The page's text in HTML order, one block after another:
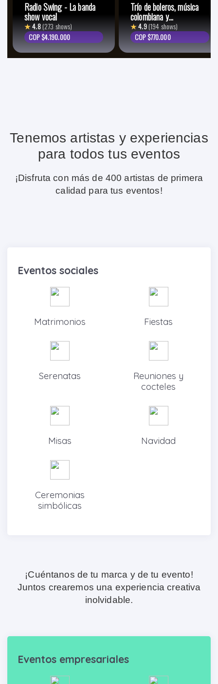
Radio Swing - La banda
show vocal
★4.8(273 shows)
COP $4.190.000
Trío de boleros, música
colombiana y
lationamericana
★4.9(194 shows)
COP $770.000
Tenemos artistas y experiencias
para todos tus eventos
¡Disfruta con más de 400 artistas de primera
calidad para tus eventos!
Eventos sociales
Matrimonios Fiestas
Serenatas
Reuniones y
cocteles
Misas Navidad
Ceremonias
simbólicas
¡Cuéntanos de tu marca y de tu evento!
Juntos crearemos una experiencia creativa
inolvidable.
Eventos empresariales